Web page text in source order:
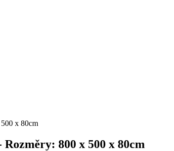
x 80cm
800 x 500 x 80cm